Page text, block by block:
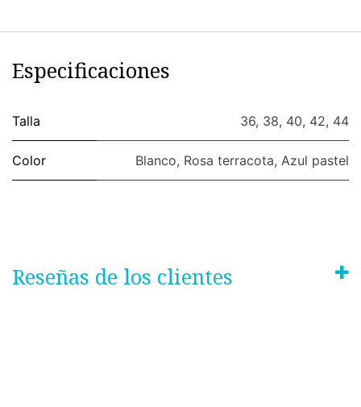
Especificaciones
Talla 36, 38, 40, 42, 44
Color Blanco, Rosa terracota, Azul pastel
Reseñas de los clientes